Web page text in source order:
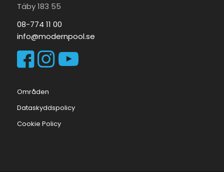
Täby 183 55
08-774 11 00
info@modernpool.se
Områden
Dataskyddspolicy
Cookie Policy